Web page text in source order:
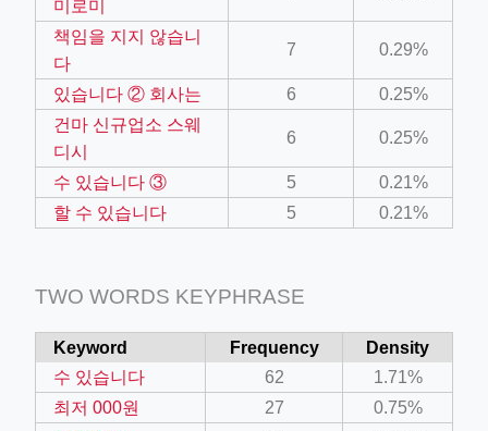
feed-calculator
work?lat=37.49813&lng=127.0284&zoom=16
shredder-plant-equipment/scrap-shredder-fabrication
미로미
책임을 지지 않습니
다
7 0.29%
있습니다 ② 회사는 6
0.25%
건마 신규업소 스웨
디시
6 0.25%
수 있습니다 ③ 5
0.21%
할 수 있습니다
5 0.21%
TWO WORDS KEYPHRASE
Keyword Frequency
Density
수 있습니다
62
1.71%
최저 000원
27
0.75%